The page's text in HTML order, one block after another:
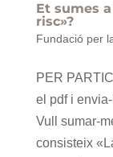
Et sumes
risc»?
Fundació per
PER
el pdf i
Vull sumar-
consisteix